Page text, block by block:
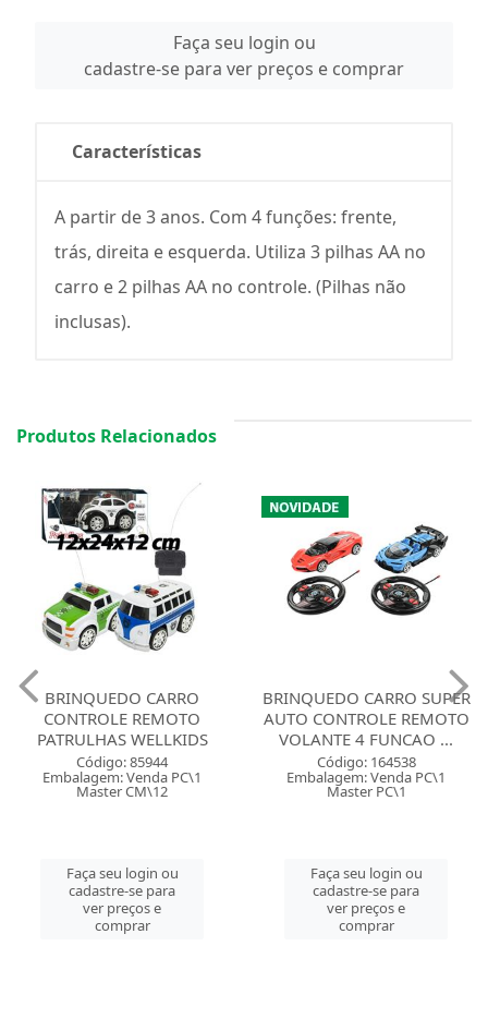
Faça seu login ou
cadastre-se para ver preços e comprar
Características
A partir de 3 anos. Com 4 funções: frente,
trás, direita e esquerda. Utiliza 3 pilhas AA no
carro e 2 pilhas AA no controle. (Pilhas não
inclusas).
Produtos Relacionados
BRINQUEDO CARRO
CONTROLE REMOTO
PATRULHAS WELLKIDS
Código: 85944
Embalagem: Venda PC\1
Master CM\12
Faça seu login ou
cadastre-se para
ver preços e
comprar
BRINQUEDO CARRO SUPER
AUTO CONTROLE REMOTO
VOLANTE 4 FUNCAO ...
Código: 164538
Embalagem: Venda PC\1
Master PC\1
Faça seu login ou
cadastre-se para
ver preços e
comprar